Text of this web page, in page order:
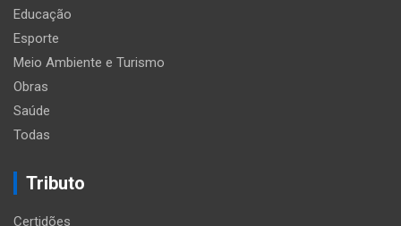
Educação
Esporte
Meio Ambiente e Turismo
Obras
Saúde
Todas
Tributo
Certidões